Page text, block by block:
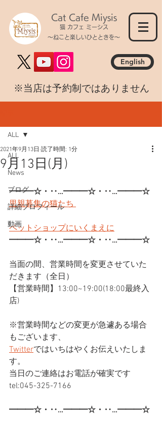
Cat Cafe Miysis
猫 カフェ ミーシス
～ねこと楽しいひとときを～
English
​※当店は予約制ではありません
ALL
News
ブログ
詳細プロフィール
動画
ALL
9月13日(月)
2021年9月13日 読了時間: 1分
━━━☆・‥…━━━☆・‥…━━━☆
里親募集の猫たち
ペットショップにいくまえに
━━━☆・‥…━━━☆・‥…━━━☆
当面の間、営業時間を変更させていた
だきます（全日）
【営業時間】13:00~19:00(18:00最終入
店)
※営業時間などの変更が急遽ある場合
もございます、
Twitterではいちはやくお伝えいたしま
す。
当日のご連絡はお電話が確実です
tel:045-325-7166
━━━☆・‥…━━━☆・‥…━━━☆